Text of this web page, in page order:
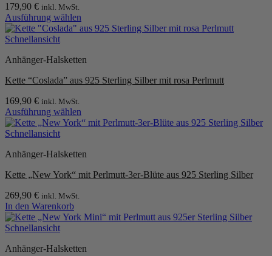
179,90 € inkl. MwSt.
Ausführung wählen
Dieses
Produkt
mehrere
auf.
Optionen
können
auf
der
gewählt
werden
Schnellansicht
Anhänger-Halsketten
Kette “Coslada” aus 925 Sterling Silber mit rosa Perlmutt
169,90 € inkl. MwSt.
Ausführung wählen
Dieses
Produkt
mehrere
auf.
Optionen
können
auf
der
gewählt
Schnellansicht
Anhänger-Halsketten
Kette „New York“ mit Perlmutt-3er-Blüte aus 925 Sterling Silber
269,90 € inkl. MwSt.
In den Warenkorb
Schnellansicht
Anhänger-Halsketten